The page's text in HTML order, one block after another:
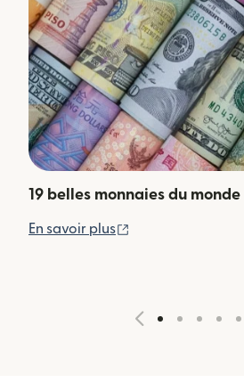
19 belles monnaies du monde
En savoir plus (s'ouvre dans